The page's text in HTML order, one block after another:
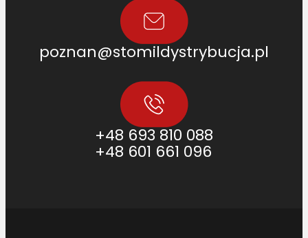
poznan@stomildystrybucja.pl
+48 693 810 088
+48 601 661 096